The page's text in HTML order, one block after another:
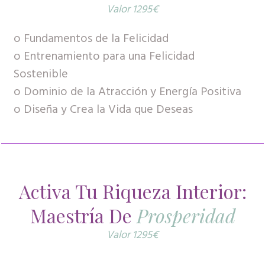
Valor 1295€
o Fundamentos de la Felicidad
o Entrenamiento para una Felicidad
Sostenible
o Dominio de la Atracción y Energía Positiva
o Diseña y Crea la Vida que Deseas
Activa Tu Riqueza Interior:
Maestría De Prosperidad
Valor 1295€